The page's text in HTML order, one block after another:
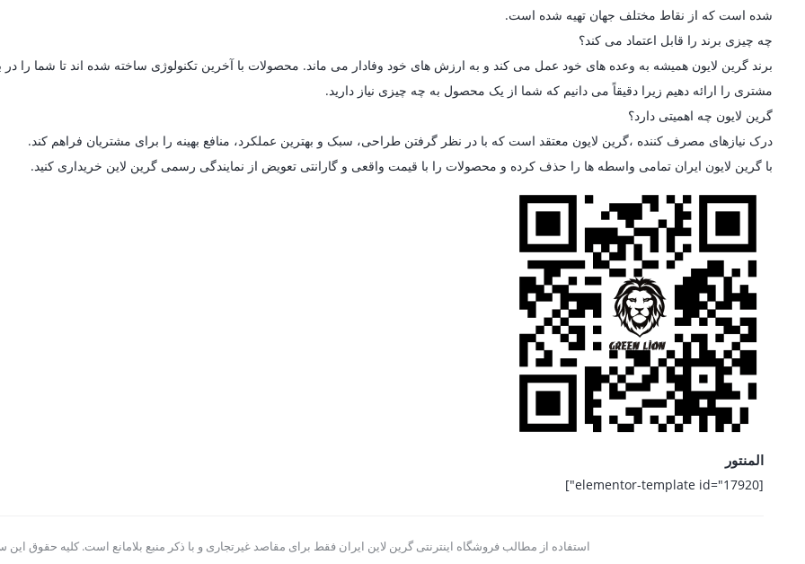
شده است که از نقاط مختلف جهان تهیه شده است.
چه چیزی برند را قابل اعتماد می کند؟
برند گرین لایون همیشه به وعده های خود عمل می کند و به ارزش های خود وفادار می ماند. محصولات با آخرین تکنولوژی ساخته شده اند تا شما را
مشتری را ارائه دهیم زیرا دقیقاً می دانیم که شما از یک محصول به چه چیزی نیاز دارید.
گرین لایون چه اهمیتی دارد؟
درک نیازهای مصرف کننده ،گرین لایون معتقد است که با در نظر گرفتن طراحی، سبک و بهترین عملکرد، منافع بهینه را برای مشتریان فراهم کند.
با گرین لایون ایران تمامی واسطه ها را حذف کرده و محصولات را با قیمت واقعی و گارانتی تعویض از نمایندگی رسمی گرین لاین خریداری کنید.
المنتور
[elementor-template id="17920"]
استفاده از مطالب فروشگاه اینترنتی گرین لاین ایران فقط برای مقاصد غیرتجاری و با ذکر منبع بلامانع است. کلیه حقوق